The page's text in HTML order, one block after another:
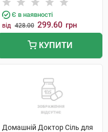
Є в наявності
від 428.00 299.60 грн
КУПИТИ
Домашній Доктор Сіль для